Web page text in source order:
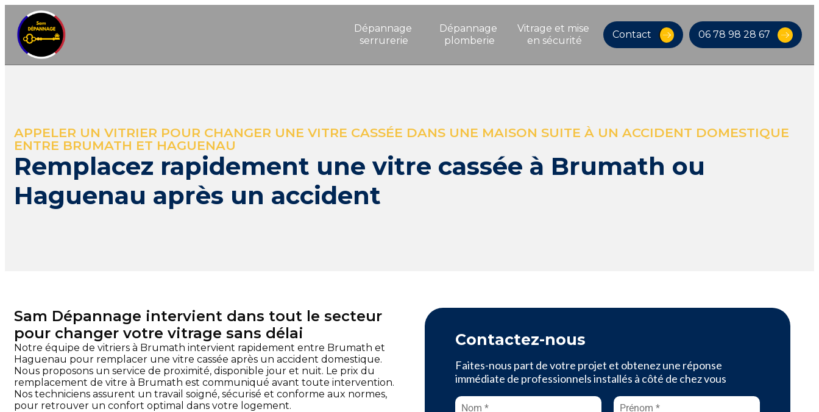
Dépannage
serrurerie
Dépannage
plomberie
Vitrage et mise
en sécurité
Contact 06 78 98 28 67
APPELER UN VITRIER POUR CHANGER UNE VITRE CASSÉE DANS UNE MAISON SUITE À UN ACCIDENT DOMESTIQUE
ENTRE BRUMATH ET HAGUENAU
Remplacez rapidement une vitre cassée à Brumath ou
Haguenau après un accident
Sam Dépannage intervient dans tout le secteur
pour changer votre vitrage sans délai
Notre équipe de vitriers à Brumath intervient rapidement entre Brumath et
Haguenau pour remplacer une vitre cassée après un accident domestique.
Nous proposons un service de proximité, disponible jour et nuit. Le prix du
remplacement de vitre à Brumath est communiqué avant toute intervention.
Nos techniciens assurent un travail soigné, sécurisé et conforme aux normes,
pour retrouver un confort optimal dans votre logement.
Contactez-nous
Faites-nous part de votre projet et obtenez une réponse
immédiate de professionnels installés à côté de chez vous